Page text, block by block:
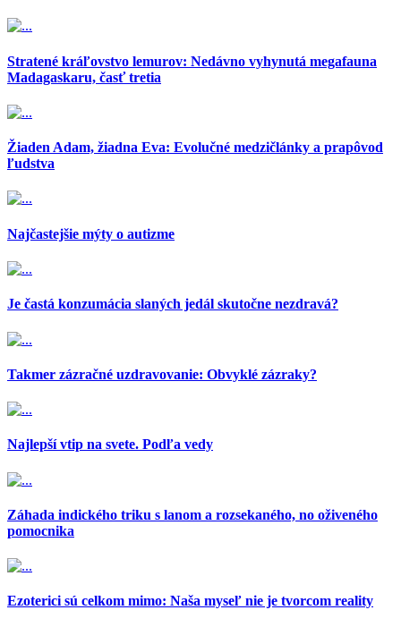
Stratené kráľovstvo lemurov: Nedávno vyhynutá megafauna
Madagaskaru, časť tretia
Žiaden Adam, žiadna Eva: Evolučné medzičlánky a prapôvod
ľudstva
Najčastejšie mýty o autizme
Je častá konzumácia slaných jedál skutočne nezdravá?
Takmer zázračné uzdravovanie: Obvyklé zázraky?
Najlepší vtip na svete. Podľa vedy
Záhada indického triku s lanom a rozsekaného, no oživeného
pomocnika
Ezoterici sú celkom mimo: Naša myseľ nie je tvorcom reality